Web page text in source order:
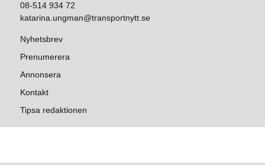
08-514 934 72
katarina.ungman@transportnytt.se
Nyhetsbrev
Prenumerera
Annonsera
Kontakt
Tipsa redaktionen